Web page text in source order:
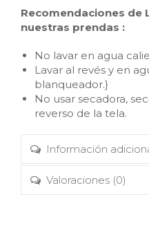
Recomendaciones de
nuestras prendas :
No lavar en agua
Lavar al revés y en
blanqueador.}
No usar secadora,
reverso de la tela.
Información
Valoraciones (0)